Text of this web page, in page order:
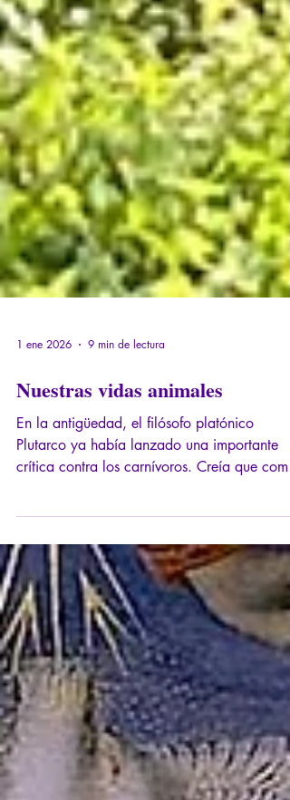
1 ene 2026 9 min de lectura
Nuestras vidas animales
En la antigüedad, el filósofo platónico
crítica contra los carnívoros. Creía que comer
una necesidad para la supervivencia: como
omnívoros, los humanos pueden alimentarse
como mejor les parezca. En De esu carnium,
Plutarco afirma: "No tenemos por qué matar
para comer".